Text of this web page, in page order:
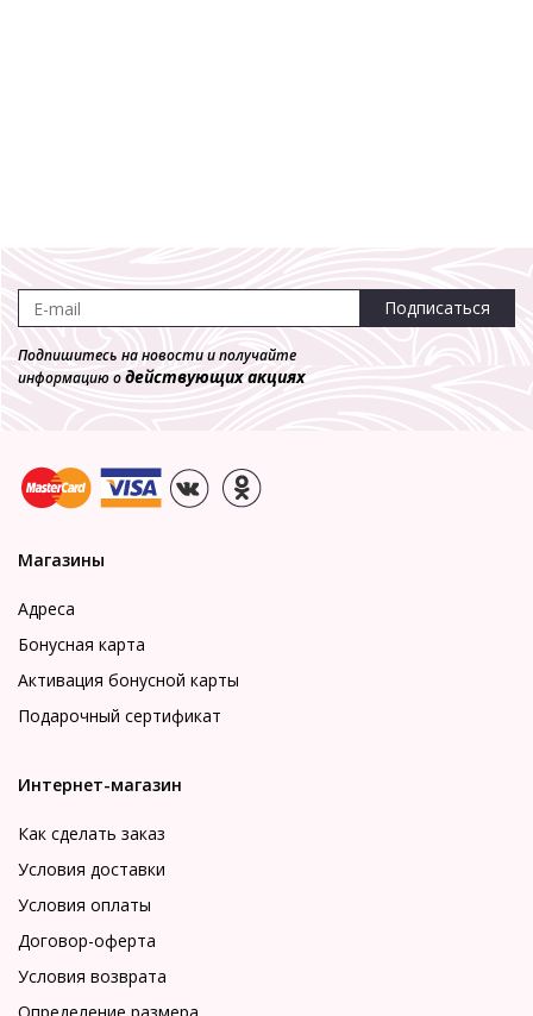
Подписаться
Подпишитесь на новости и получайте
информацию одействующих акциях
Магазины
Адреса
Бонусная карта
Активация бонусной карты
Подарочный сертификат
Интернет-магазин
Как сделать заказ
Условия доставки
Условия оплаты
Договор-оферта
Условия возврата